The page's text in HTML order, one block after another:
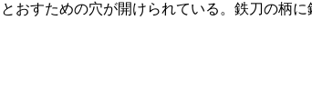
おすための穴が開けられている。鉄刀の柄